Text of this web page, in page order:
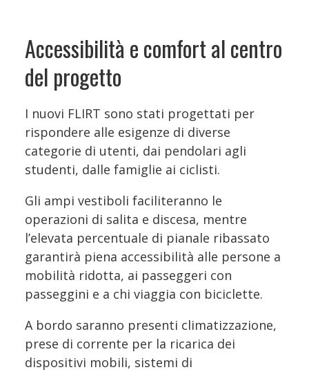
Accessibilità e comfort al centro
del progetto
I nuovi FLIRT sono stati progettati per
rispondere alle esigenze di diverse
categorie di utenti, dai pendolari agli
studenti, dalle famiglie ai ciclisti.
Gli ampi vestiboli faciliteranno le
operazioni di salita e discesa, mentre
l’elevata percentuale di pianale ribassato
garantirà piena accessibilità alle persone a
mobilità ridotta, ai passeggeri con
passeggini e a chi viaggia con biciclette.
A bordo saranno presenti climatizzazione,
prese di corrente per la ricarica dei
dispositivi mobili, sistemi di